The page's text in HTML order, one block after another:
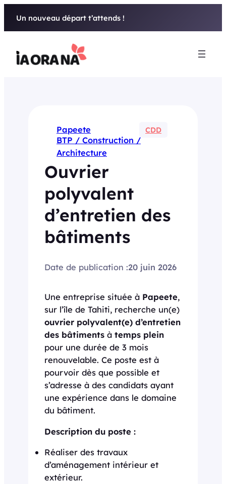
Un nouveau départ t’attends !
Papeete CDD
BTP / Construction /
Architecture
Ouvrier
polyvalent
d’entretien des
bâtiments
Date de publication :20 juin 2026
Une entreprise située à Papeete,
sur l’île de Tahiti, recherche un(e)
ouvrier polyvalent(e) d’entretien
des bâtiments à temps plein
pour une durée de 3 mois
renouvelable. Ce poste est à
pourvoir dès que possible et
s’adresse à des candidats ayant
une expérience dans le domaine
du bâtiment.
Description du poste :
Réaliser des travaux
d’aménagement intérieur et
extérieur.